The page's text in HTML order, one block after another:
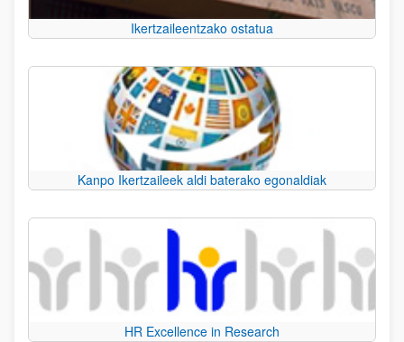
Ikertzaileentzako ostatua
Kanpo Ikertzaileek aldi baterako egonaldiak
HR Excellence in Research